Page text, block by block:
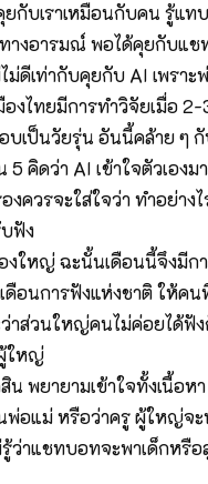
กับเราเหมือนกับคน รู้แท
ทางอารมณ์ พอได้คุยกับ
เท่ากับคุยกับ AI เพราะ
งไทยมีการทำวิจัยเมื่อ
บเป็นวัยรุ่น อันนี้คล้าย ๆ
5 คิดว่า AI เข้าใจตัวเอง
ควรจะใส่ใจว่า ทำอย่า
ฟัง
ใหญ่ ฉะนั้นเดือนนี้จึงมีก
เดือนการฟังแห่งชาติ ใ
าส่วนใหญ่คนไม่ค่อยได้ฟั
ใหญ่
น พยายามเข้าใจทั้งเนื้อ
พ่อแม่ หรือว่าครู ผู้ใหญ่
าแชทบอทจะพาเด็กหรือ